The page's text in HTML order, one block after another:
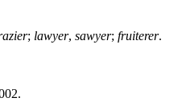
; lawyer, sawyer; fruiterer.